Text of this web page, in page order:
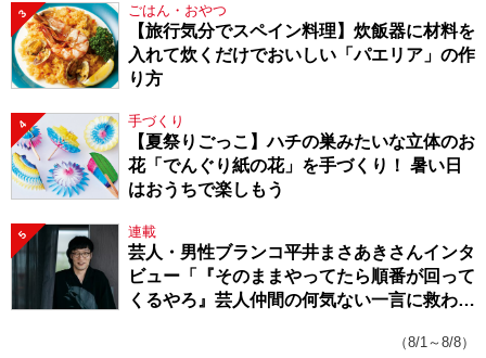
3 ごはん・おやつ
【旅行気分でスペイン料理】炊飯器に材料を
入れて炊くだけでおいしい「パエリア」の作
り方
4 手づくり
【夏祭りごっこ】ハチの巣みたいな立体のお
花「でんぐり紙の花」を手づくり！ 暑い日
はおうちで楽しもう
5 連載
芸人・男性ブランコ平井まさあきさんインタ
ビュー「『そのままやってたら順番が回って
くるやろ』芸人仲間の何気ない一言に救われ
（8/1～8/8）